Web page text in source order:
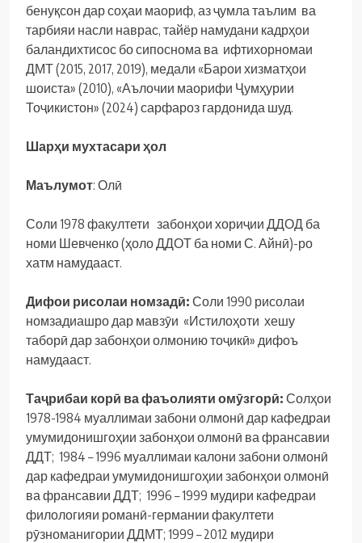
бенуқсон дар соҳаи маориф, аз ҷумла таълим ва
тарбияи насли наврас, тайёр намудани кадрҳои
баландихтисос бо сипоснома ва ифтихорномаи
ДМТ (2015, 2017, 2019), медали «Барои хизматҳои
шоиста» (2010), «Аълочии маорифи Ҷумҳурии
Тоҷикистон» (2024) сарфароз гардонида шуд.
Шарҳи мухтасари ҳол
Маълумот: Олӣ
Соли 1978 факултети забонҳои хориҷии ДДОД ба
номи Шевченко (ҳоло ДДОТ ба номи С. Айнӣ)-ро
хатм намудааст.
Дифои рисолаи номзадӣ: Соли 1990 рисолаи
номзадиашро дар мавзӯи «Истилоҳоти хешу
таборӣ дар забонҳои олмонию тоҷикӣ» дифоъ
намудааст.
Таҷрибаи корӣ ва фаъолияти омӯзгорӣ: Солҳои
1978-1984 муаллимаи забони олмонӣ дар кафедраи
умумидонишгоҳии забонҳои олмонӣ ва франсавии
ДДТ; 1984 – 1996 муаллимаи калони забони олмонӣ
дар кафедраи умумидонишгоҳии забонҳои олмонӣ
ва франсавии ДДТ; 1996 – 1999 мудири кафедраи
филологияи романӣ-германии факултети
рӯзноманигории ДДМТ; 1999 – 2012 мудири